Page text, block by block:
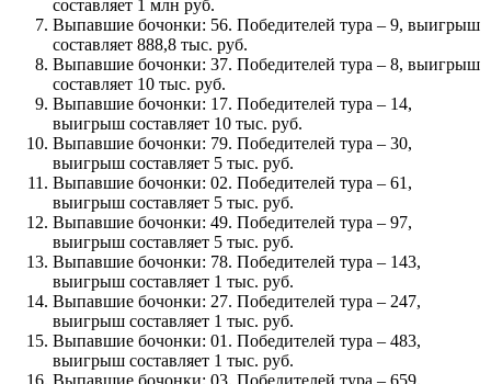
составляет 1 млн руб.
Выпавшие бочонки: 56. Победителей тура – 9, выигрыш
составляет 888,8 тыс. руб.
Выпавшие бочонки: 37. Победителей тура – 8, выигрыш
составляет 10 тыс. руб.
Выпавшие бочонки: 17. Победителей тура – 14,
выигрыш составляет 10 тыс. руб.
Выпавшие бочонки: 79. Победителей тура – 30,
выигрыш составляет 5 тыс. руб.
Выпавшие бочонки: 02. Победителей тура – 61,
выигрыш составляет 5 тыс. руб.
Выпавшие бочонки: 49. Победителей тура – 97,
выигрыш составляет 5 тыс. руб.
Выпавшие бочонки: 78. Победителей тура – 143,
выигрыш составляет 1 тыс. руб.
Выпавшие бочонки: 27. Победителей тура – 247,
выигрыш составляет 1 тыс. руб.
Выпавшие бочонки: 01. Победителей тура – 483,
выигрыш составляет 1 тыс. руб.